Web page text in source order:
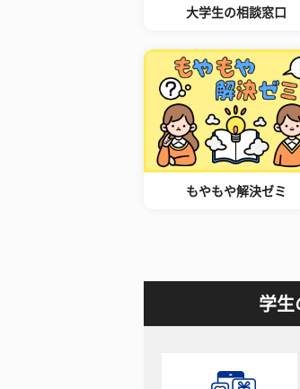
大学生の相談窓口
もやもや解決ゼミ
学生